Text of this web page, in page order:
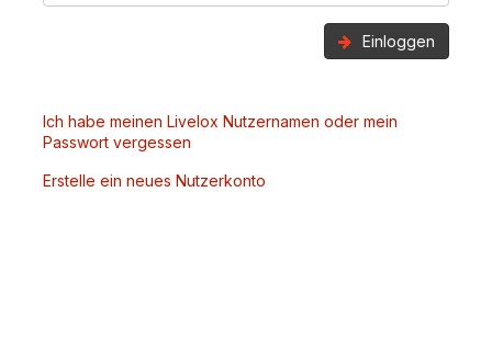
Einloggen
Ich habe meinen Livelox Nutzernamen oder mein
Passwort vergessen
Erstelle ein neues Nutzerkonto